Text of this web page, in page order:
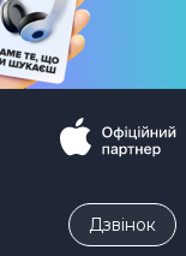
Дзвiнок